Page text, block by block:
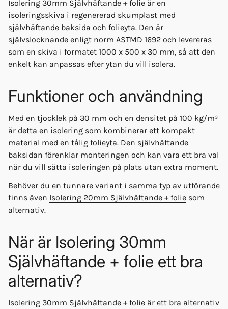
Isolering 30mm Självhäftande + folie är en
isoleringsskiva i regenererad skumplast med
självhäftande baksida och folieyta. Den är
självslocknande enligt norm ASTMD 1692 och levereras
som en skiva i formatet 1000 x 500 x 30 mm, så att den
enkelt kan anpassas efter ytan du vill isolera.
Funktioner och användning
Med en tjocklek på 30 mm och en densitet på 100 kg/m³
är detta en isolering som kombinerar ett kompakt
material med en tålig folieyta. Den självhäftande
baksidan förenklar monteringen och kan vara ett bra val
när du vill sätta isoleringen på plats utan extra moment.
Behöver du en tunnare variant i samma typ av utförande
finns även Isolering 20mm Självhäftande + folie som
alternativ.
När är Isolering 30mm
Självhäftande + folie ett bra
alternativ?
Isolering 30mm Självhäftande + folie är ett bra alternativ